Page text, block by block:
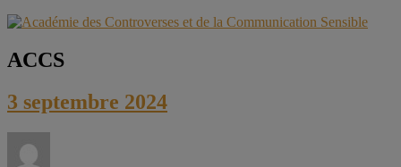
ACCS
3 septembre 2024